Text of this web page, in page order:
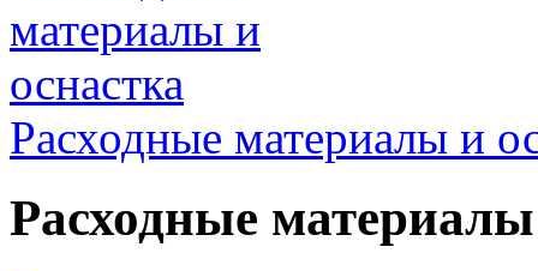
Расходные материалы и
Расходные